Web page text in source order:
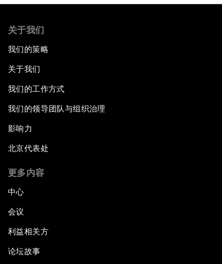
关于我们
我们的策略
关于我们
我们的工作方式
我们的领导团队与组织治理
影响力
北京代表处
更多内容
中心
会议
利益相关方
论坛故事